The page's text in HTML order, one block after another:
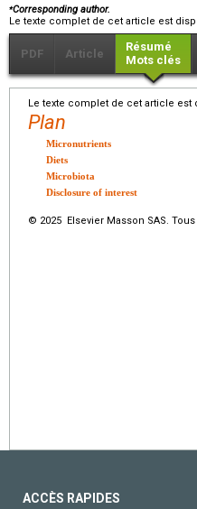
⁎Corresponding author.
Le texte complet de cet article est
PDF Article
Résumé
Mots clés
Le texte complet de cet article est
Plan
Micronutrients
Diets
Microbiota
Disclosure of interest
© 2025 Elsevier Masson SAS.
ACCÈS RAPIDES